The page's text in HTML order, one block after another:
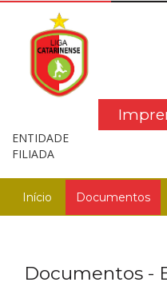
ENTIDADE
FILIADA
Início Documentos
Documentos -